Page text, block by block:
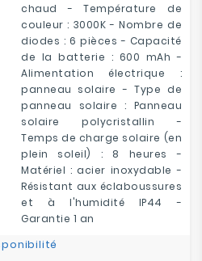
chaud - Température de
couleur : 3000K - Nombre de
diodes : 6 pièces - Capacité
de la batterie : 600 mAh -
Alimentation électrique :
panneau solaire - Type de
panneau solaire : Panneau
solaire polycristallin -
Temps de charge solaire (en
plein soleil) : 8 heures -
Matériel : acier inoxydable -
Résistant aux éclaboussures
et à l'humidité IP44 -
Garantie 1 an